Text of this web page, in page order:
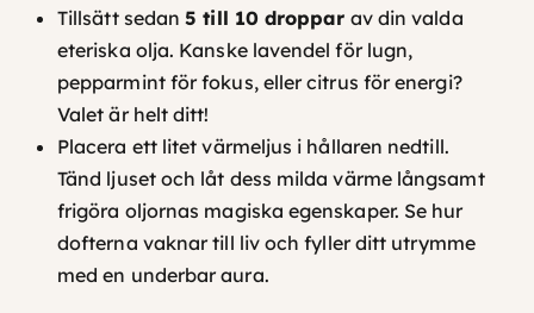
Tillsätt sedan5 till 10 droppar av din valda
eteriska olja. Kanske lavendel för lugn,
pepparmint för fokus, eller citrus för energi?
Valet är helt ditt!
Placera ett litet värmeljus i hållaren nedtill.
Tänd ljuset och låt dess milda värme långsamt
frigöra oljornas magiska egenskaper. Se hur
dofterna vaknar till liv och fyller ditt utrymme
med en underbar aura.